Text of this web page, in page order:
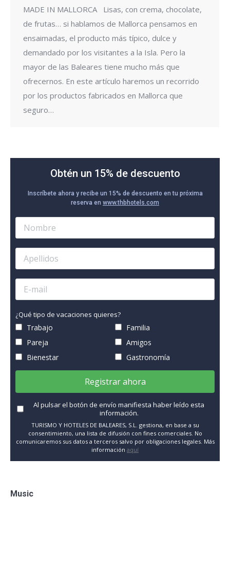
MADE IN MALLORCA Lisas, con crema, chocolate,
de frutas… si hablamos de Mallorca pensamos en
ensaimadas, el producto más típico, dulce y
demandado por los visitantes a la Isla. Pero la
mayor de las Baleares tiene mucho más que
ofrecernos. En este artículo haremos un recorrido
por los productos fabricados en Mallorca que
seguro…
Obtén un 15% de descuento
Inscríbete ahora y recibe un 15% de descuento en tu próxima
reserva en www.thbhotels.com
¿Qué tipo de vacaciones quieres?
Trabajo
Familia
Pareja
Amigos
Bienestar
Gastronomía
Registrar ahora
Al pulsar el botón de envío manifiesta haber leído esta
información.
TURISMO Y HOTELES DE BALEARES, S.L. gestiona, en base a su
consentimiento, una lista de difusión con fines comerciales. No
comunicaremos sus datos a terceros salvo por obligaciones legales. Más
información aquí
Music